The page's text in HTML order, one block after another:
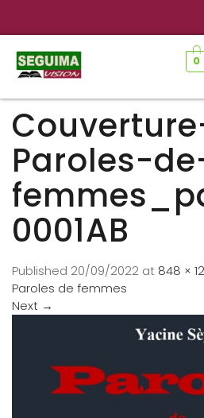
0
Paroles-
0001AB
Published 20/09/2022 at 848 ×
Paroles de femmes
Next →